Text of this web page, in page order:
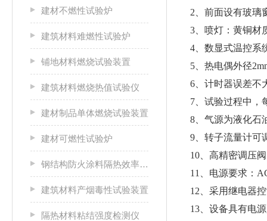
建材不燃性试验炉
建筑材料难燃性试验炉
铺地材料燃烧试验装置
建筑材料燃烧热值试验仪
建材制品单体燃烧试验装置
建材可燃性试验炉
钢结构防火涂料隔热效率及耐火极限试验炉
建筑材料产烟毒性试验装置
隔热材料粘结强度检测仪
2、前面设有玻璃
3、喷灯：黄铜材
4、数显式温控系
5、热电偶外径
6、计时器误差不
7、试验过程中，
8、气源为液化石
9、转子流量计可
10、高精密调压
11、电源要求：
12、采用继电器
13、设备具有电